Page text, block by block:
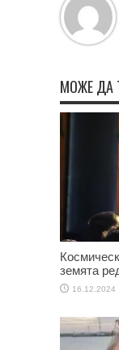
МОЖЕ ДА
земята
16.12.2024